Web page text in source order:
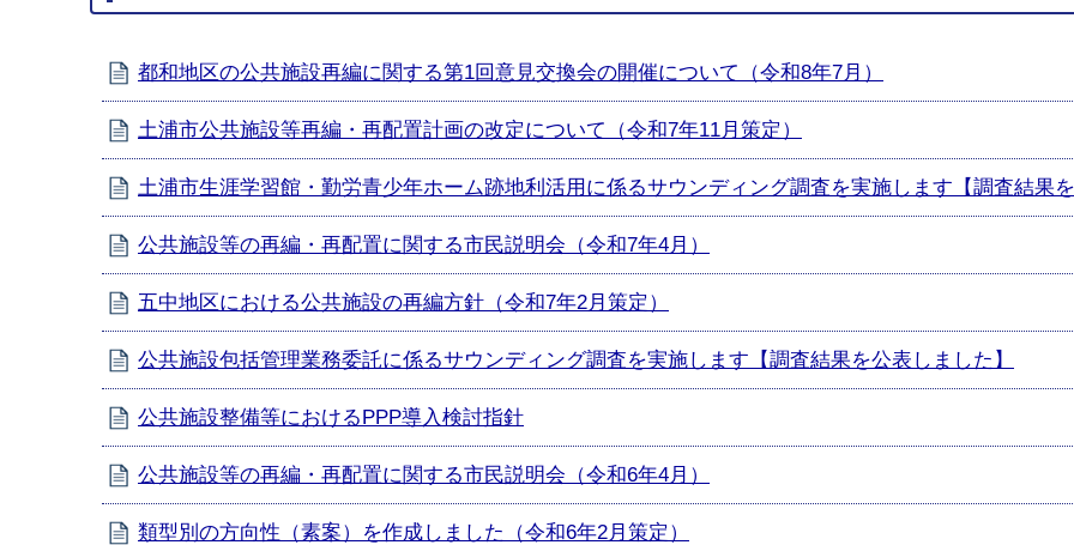
都和地区の公共施設再編に関する第1回意見交換会の開催について（令和8年7月）
土浦市公共施設等再編・再配置計画の改定について（令和7年11月策定）
土浦市生涯学習館・勤労青少年ホーム跡地利活用に係るサウンディング調査を実施します【調査結果を
公共施設等の再編・再配置に関する市民説明会（令和7年4月）
五中地区における公共施設の再編方針（令和7年2月策定）
公共施設包括管理業務委託に係るサウンディング調査を実施します【調査結果を公表しました】
公共施設整備等におけるPPP導入検討指針
公共施設等の再編・再配置に関する市民説明会（令和6年4月）
類型別の方向性（素案）を作成しました（令和6年2月策定）